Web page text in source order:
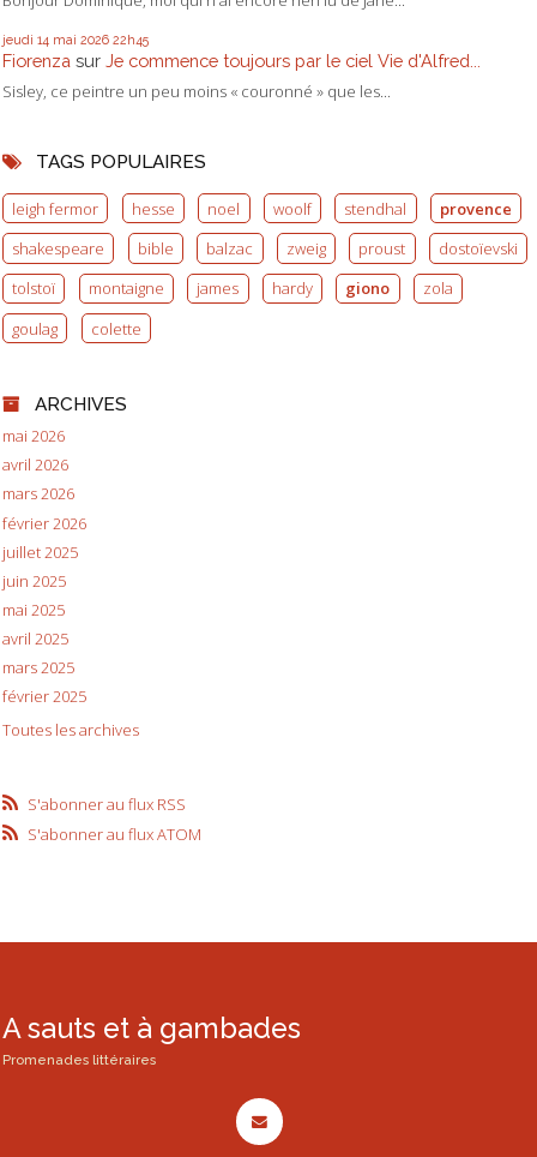
jeudi 14 mai 2026 22h45
Fiorenza sur Je commence toujours par le ciel Vie d'Alfred...
Sisley, ce peintre un peu moins « couronné » que les...
TAGS POPULAIRES
leigh fermor hesse noel woolf stendhal
provence
shakespeare
bible balzac zweig proust
dostoïevski
tolstoï
montaigne james hardy giono
zola
goulag
colette
ARCHIVES
mai 2026
avril 2026
mars 2026
février 2026
juillet 2025
juin 2025
mai 2025
avril 2025
mars 2025
février 2025
Toutes les archives
S'abonner au flux RSS
S'abonner au flux ATOM
A sauts et à gambades
Promenades littéraires